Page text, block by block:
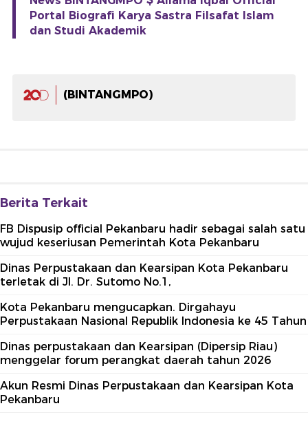
Portal Biografi Karya Sastra Filsafat Islam
dan Studi Akademik
(BINTANGMPO)
Berita Terkait
FB Dispusip official Pekanbaru hadir sebagai salah satu
wujud keseriusan Pemerintah Kota Pekanbaru
Dinas Perpustakaan dan Kearsipan Kota Pekanbaru
terletak di Jl. Dr. Sutomo No.1,
Kota Pekanbaru mengucapkan. Dirgahayu
Perpustakaan Nasional Republik Indonesia ke 45 Tahun
Dinas perpustakaan dan Kearsipan (Dipersip Riau)
menggelar forum perangkat daerah tahun 2026
Akun Resmi Dinas Perpustakaan dan Kearsipan Kota
Pekanbaru